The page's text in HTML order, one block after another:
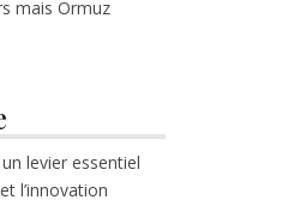
mais Ormuz
levier essentiel
l’innovation